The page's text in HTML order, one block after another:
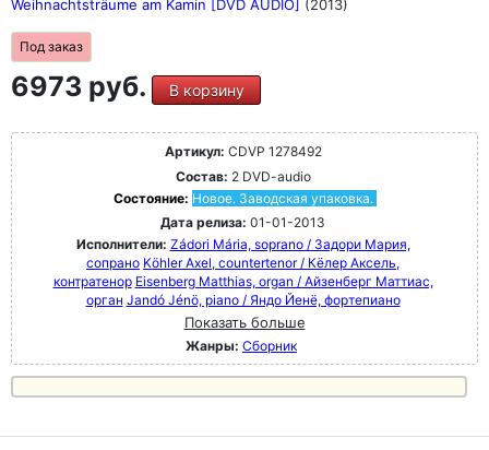
Weihnachtsträume am Kamin [DVD AUDIO] (2013)
Под заказ
6973 руб. В корзину
Артикул: CDVP 1278492
Состав: 2 DVD-audio
Состояние: Новое. Заводская упаковка.
Дата релиза: 01-01-2013
Исполнители: Zádori Mária, soprano / Задори Мария,
сопрано Köhler Axel, countertenor / Кёлер Аксель,
контратенор Eisenberg Matthias, organ / Айзенберг Маттиас,
орган Jandó Jénö, piano / Яндо Йенё, фортепиано
Показать больше
Жанры: Сборник